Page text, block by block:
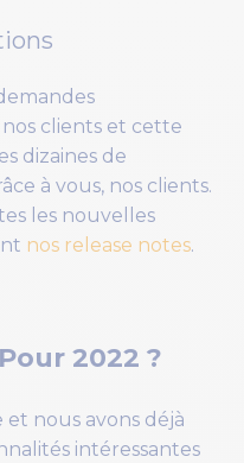
clients et cette
dizaines de
à vous, nos clients.
les nouvelles
nos release notes.
2022 ?
et nous avons déjà
intéressantes